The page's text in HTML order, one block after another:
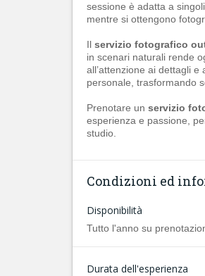
sessione è adatta a
mentre si ottengono
Il servizio fotografico
in scenari naturali rende
all’attenzione ai dettagli e
personale, trasformando
Prenotare un servizio
esperienza e passione,
studio.
Condizioni ed
Disponibilità
Tutto l'anno su
Durata dell'esperienza